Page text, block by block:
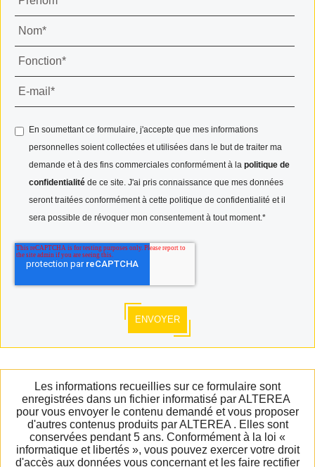
En soumettant ce formulaire, j'accepte que mes informations
personnelles soient collectées et utilisées dans le but de traiter ma
demande et à des fins commerciales conformément à la politique de
confidentialité de ce site. J'ai pris connaissance que mes données
seront traitées conformément à cette politique de confidentialité et il
sera possible de révoquer mon consentement à tout moment.*
Les informations recueillies sur ce formulaire sont
enregistrées dans un fichier informatisé par ALTEREA
pour vous envoyer le contenu demandé et vous proposer
d'autres contenus produits par ALTEREA . Elles sont
conservées pendant 5 ans. Conformément à la loi «
informatique et libertés », vous pouvez exercer votre droit
d'accès aux données vous concernant et les faire rectifier